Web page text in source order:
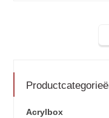
Acrylbox